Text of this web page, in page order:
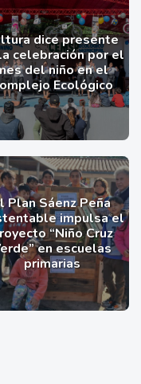
dice presente
celebración por el
del niño en el
Ecológico
Plan Sáenz Peña
impulsa el
“Niño Cruz
en escuelas
primarias